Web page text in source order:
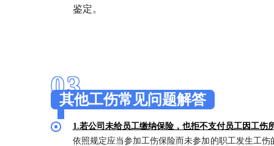
鉴定。
03
其他工伤常见问题解答
1.若公司未给员工缴纳保险，也拒不支付员工因工伤
依照规定应当参加工伤保险而未参加的职工发生工